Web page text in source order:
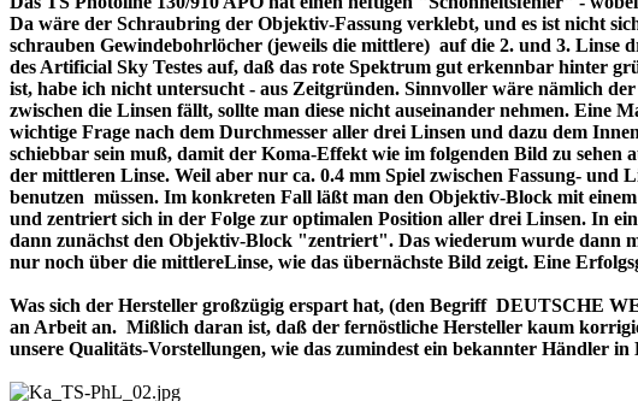
Da wäre der Schraubring der Objektiv-Fassung verklebt, und es ist nicht
schrauben Gewindebohrlöcher (jeweils die mittlere) auf die 2. und 3.
des Artificial Sky Testes auf, daß das rote Spektrum gut erkennbar hinter
ist, habe ich nicht untersucht - aus Zeitgründen. Sinnvoller wäre nämlich
zwischen die Linsen fällt, sollte man diese nicht auseinander nehmen. Eine
wichtige Frage nach dem Durchmesser aller drei Linsen und dazu dem
schiebbar sein muß, damit der Koma-Effekt wie im folgenden Bild zu
der mittleren Linse. Weil aber nur ca. 0.4 mm Spiel zwischen Fassung-
benutzen müssen. Im konkreten Fall läßt man den Objektiv-Block mit
und zentriert sich in der Folge zur optimalen Position aller drei Linsen. In
dann zunächst den Objektiv-Block "zentriert". Das wiederum wurde dann
nur noch über die mittlereLinse, wie das übernächste Bild zeigt. Eine
Was sich der Hersteller großzügig erspart hat, (den Begriff DEUTSCHE
an Arbeit an. Mißlich daran ist, daß der fernöstliche Hersteller kaum
unsere Qualitäts-Vorstellungen, wie das zumindest ein bekannter